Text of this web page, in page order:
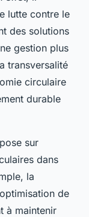
lutte contre le
des solutions
gestion plus
transversalité
circulaire
durable
sur
dans
la
de
à maintenir